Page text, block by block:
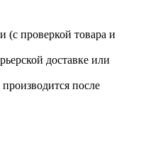
проверкой товара и
доставке или
после